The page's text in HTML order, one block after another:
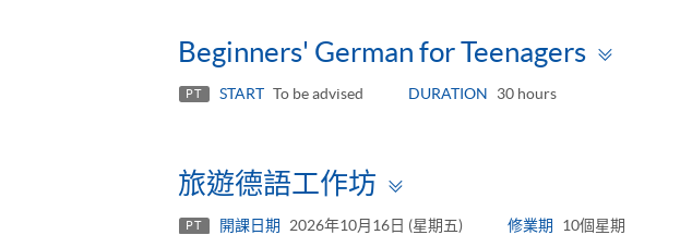
Beginners' German for Teenagers
PT START To be advised DURATION 30 hours
旅遊德語工作坊
panel
PT 開課日期 2026年10月16日 (星期五) 修業期 10個星期